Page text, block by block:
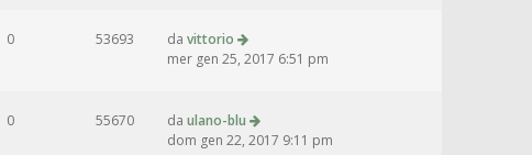
0 53693 da vittorio
mer gen 25, 2017 6:51 pm
0 55670 da ulano-blu
dom gen 22, 2017 9:11 pm